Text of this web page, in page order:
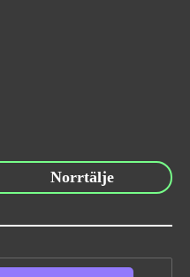
Norrtälje